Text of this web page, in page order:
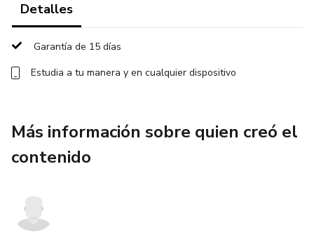
Detalles
Garantía de 15 días
Estudia a tu manera y en cualquier dispositivo
Más información sobre quien creó el
contenido